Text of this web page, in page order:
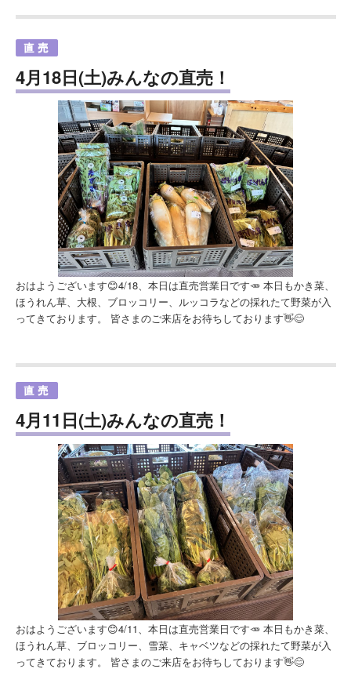
4月18日(土)みんなの直売！
おはようございます😊4/18、本日は直売営業日です🥕 本日もかき菜、
ほうれん草、大根、ブロッコリー、ルッコラなどの採れたて野菜が入
ってきております。 皆さまのご来店をお待ちしております👋😊
4月11日(土)みんなの直売！
おはようございます😊4/11、本日は直売営業日です🥕 本日もかき菜、
ほうれん草、ブロッコリー、雪菜、キャベツなどの採れたて野菜が入
ってきております。 皆さまのご来店をお待ちしております👋😊